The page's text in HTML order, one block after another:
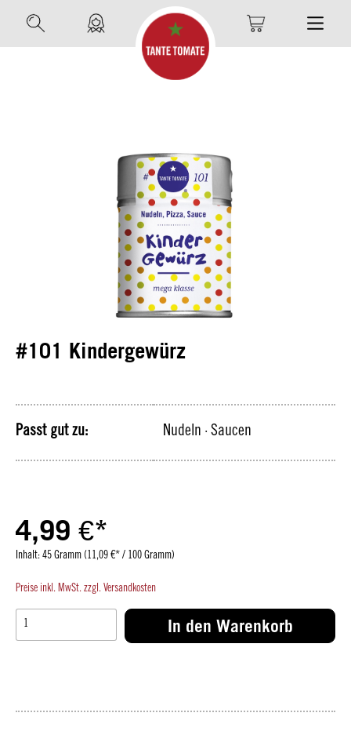
#101 Kindergewürz
Passt gut zu: Nudeln · Saucen
4,99 €*
Inhalt: 45 Gramm (11,09 €* / 100 Gramm)
Preise inkl. MwSt. zzgl. Versandkosten
In den Warenkorb